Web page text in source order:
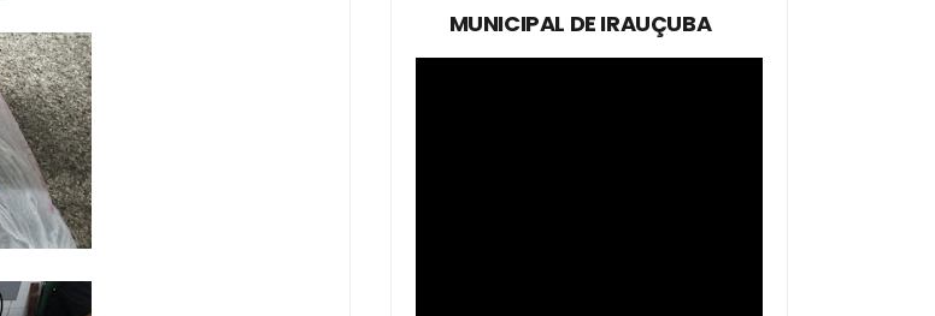
MUNICIPAL DE IRAUÇUBA